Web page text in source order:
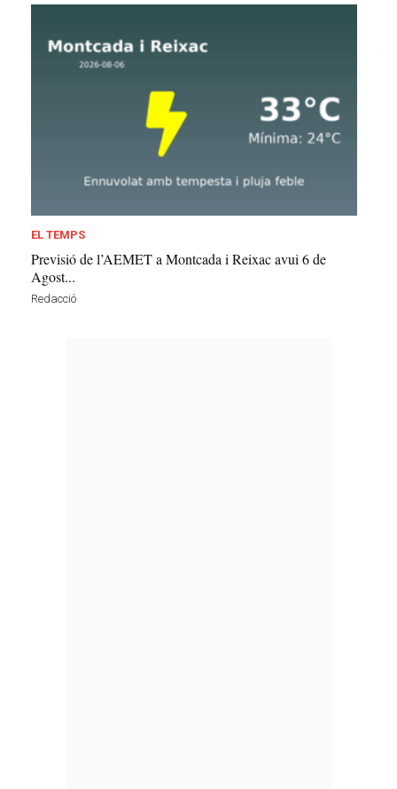
EL TEMPS
Previsió de l’AEMET a Montcada i Reixac avui 6 de
Agost...
Redacció